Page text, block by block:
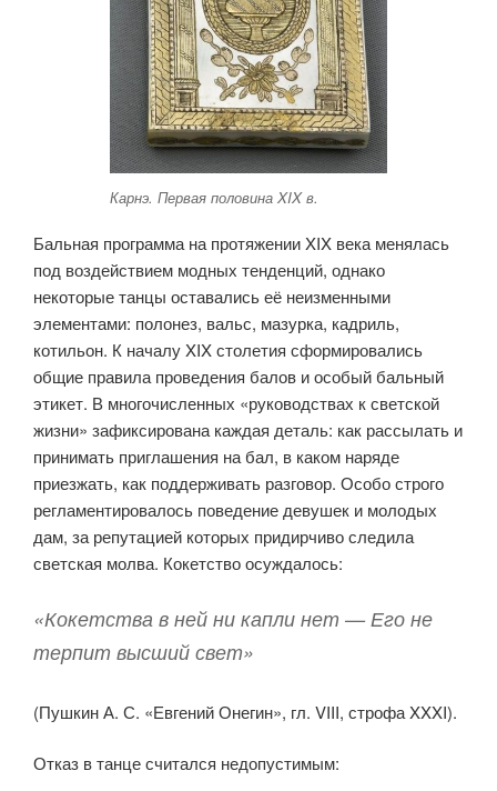
Карнэ. Первая половина XIX в.
Бальная программа на протяжении XIX века менялась
под воздействием модных тенденций, однако
некоторые танцы оставались её неизменными
элементами: полонез, вальс, мазурка, кадриль,
котильон. К началу XIX столетия сформировались
общие правила проведения балов и особый бальный
этикет. В многочисленных «руководствах к светской
жизни» зафиксирована каждая деталь: как рассылать и
принимать приглашения на бал, в каком наряде
приезжать, как поддерживать разговор. Особо строго
регламентировалось поведение девушек и молодых
дам, за репутацией которых придирчиво следила
светская молва. Кокетство осуждалось:
«Кокетства в ней ни капли нет — Его не
терпит высший свет»
(Пушкин А. С. «Евгений Онегин», гл. VIII, строфа XXXI).
Отказ в танце считался недопустимым: